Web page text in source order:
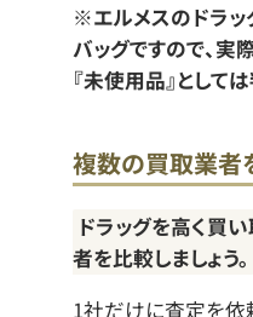
※エルメスのドラッ
バッグですので、実
『未使用品』として
複数の買取業者
ドラッグを高く買
者を比較しましょう。
1社だけに査定を依